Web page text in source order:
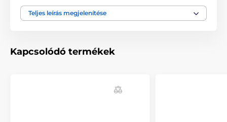
Teljes leírás megjelenítése
Kapcsolódó termékek